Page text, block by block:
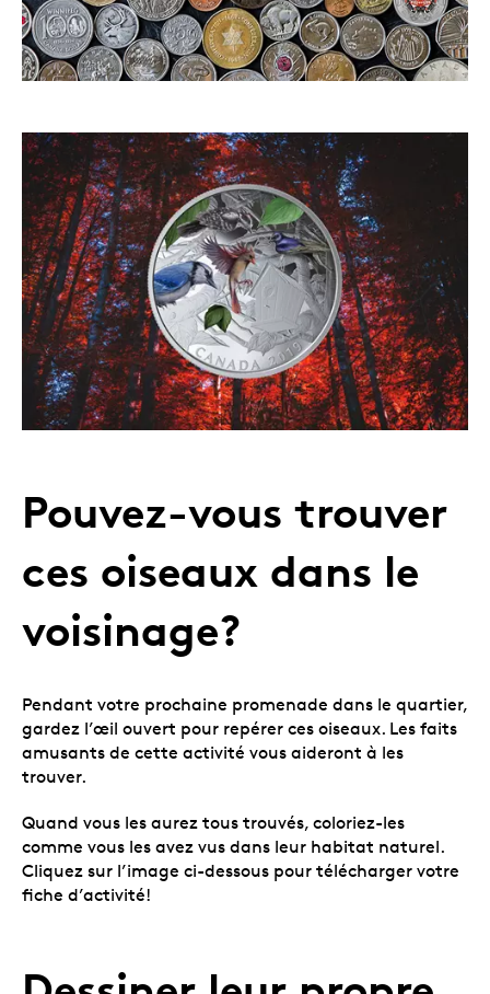
Pouvez-vous trouver
ces oiseaux dans le
voisinage?
Pendant votre prochaine promenade dans le quartier,
gardez l’œil ouvert pour repérer ces oiseaux. Les faits
amusants de cette activité vous aideront à les
trouver.
Quand vous les aurez tous trouvés, coloriez-les
comme vous les avez vus dans leur habitat naturel.
Cliquez sur l’image ci-dessous pour télécharger votre
fiche d’activité!